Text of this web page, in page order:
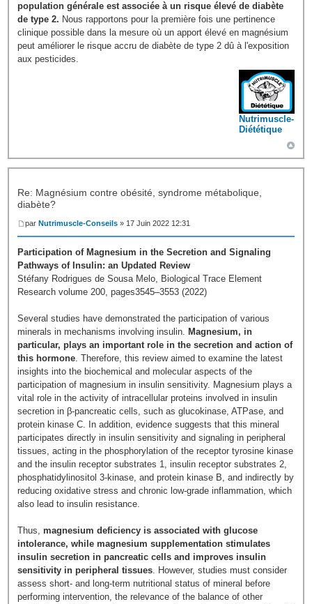
population générale est associée à un risque élevé de diabète
de type 2. Nous rapportons pour la première fois une pertinence
clinique possible dans la mesure où un apport élevé en magnésium
peut améliorer le risque accru de diabète de type 2 dû à l'exposition
aux pesticides.
Nutrimuscle-
Diététique
Re: Magnésium contre obésité, syndrome métabolique,
diabète?
parNutrimuscle-Conseils » 17 Juin 2022 12:31
Participation of Magnesium in the Secretion and Signaling
Pathways of Insulin: an Updated Review
Stéfany Rodrigues de Sousa Melo, Biological Trace Element
Research volume 200, pages3545–3553 (2022)
Several studies have demonstrated the participation of various
minerals in mechanisms involving insulin. Magnesium, in
particular, plays an important role in the secretion and action of
this hormone. Therefore, this review aimed to examine the latest
insights into the biochemical and molecular aspects of the
participation of magnesium in insulin sensitivity. Magnesium plays a
vital role in the activity of intracellular proteins involved in insulin
secretion in β-pancreatic cells, such as glucokinase, ATPase, and
protein kinase C. In addition, evidence suggests that this mineral
participates directly in insulin sensitivity and signaling in peripheral
tissues, acting in the phosphorylation of the receptor tyrosine kinase
and the insulin receptor substrates 1, insulin receptor substrates 2,
phosphatidylinositol 3-kinase, and protein kinase B, and indirectly by
reducing oxidative stress and chronic low-grade inflammation, which
also lead to insulin resistance.
Thus,magnesium deficiency is associated with glucose
intolerance, while magnesium supplementation stimulates
insulin secretion in pancreatic cells and improves insulin
sensitivity in peripheral tissues. However, studies must consider
assess short- and long-term nutritional status of mineral before
performing intervention, the relevance of the balance of other